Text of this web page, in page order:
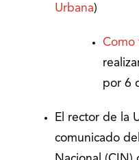
Urbana)
Como
por 6
El rector de la
comunicado